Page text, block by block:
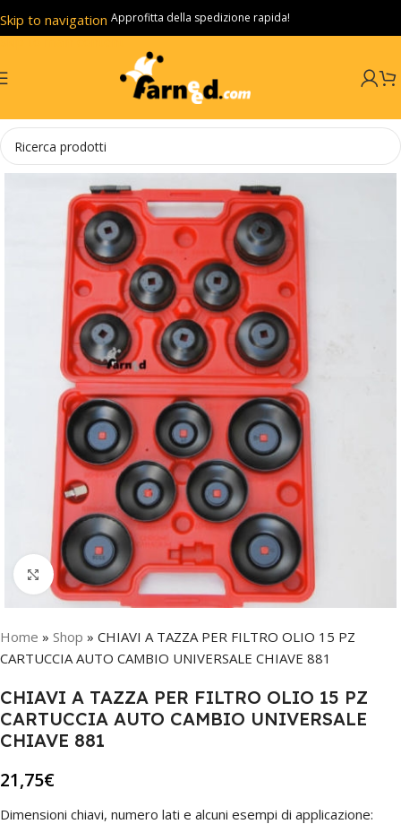
Skip to navigation
Skip to main content
Approfitta della spedizione rapida!
Click to enlarge
Home » Shop » CHIAVI A TAZZA PER FILTRO OLIO 15 PZ
CARTUCCIA AUTO CAMBIO UNIVERSALE CHIAVE 881
CHIAVI A TAZZA PER FILTRO OLIO 15 PZ
CARTUCCIA AUTO CAMBIO UNIVERSALE
CHIAVE 881
21,75€
Dimensioni chiavi, numero lati e alcuni esempi di applicazione: